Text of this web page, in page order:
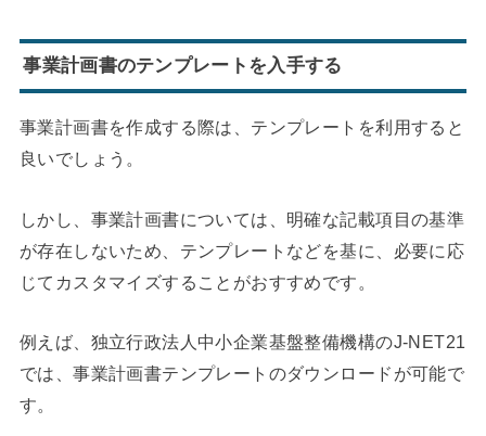
事業計画書のテンプレートを入手する
事業計画書を作成する際は、テンプレートを利用すると
良いでしょう。
しかし、事業計画書については、明確な記載項目の基準
が存在しないため、テンプレートなどを基に、必要に応
じてカスタマイズすることがおすすめです。
例えば、独立行政法人中小企業基盤整備機構のJ-NET21
では、事業計画書テンプレートのダウンロードが可能で
す。